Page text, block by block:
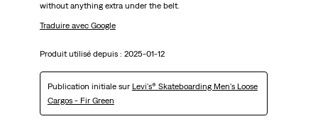
without anything extra under the belt.
Traduire avec Google
Produit utilisé depuis : 2025-01-12
Publication initiale sur Levi's® Skateboarding Men's Loose
Cargos - Fir Green